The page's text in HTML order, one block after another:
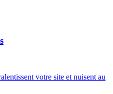
votre site et nuisent au